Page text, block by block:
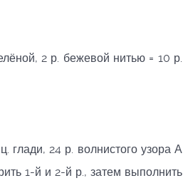
2 р. бежевой нитью = 10 р.
глади, 24 р. волнистого узора А
1-й и 2-й р., затем выполнить